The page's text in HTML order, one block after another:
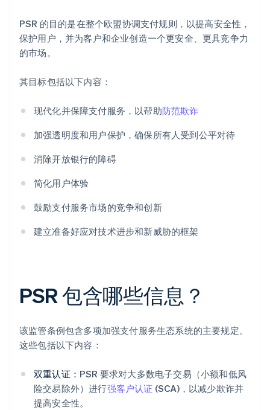
PSR 的目的是在整个欧盟协调支付规则，以提高安全性，
保护用户，并为客户和企业创造一个更安全、更具竞争力
的市场。
其目标包括以下内容：
现代化并保障支付服务，以帮助防范欺诈
加强透明度和用户保护，确保所有人受到公平对待
消除开放银行的障碍
简化用户体验
鼓励支付服务市场的竞争和创新
建立准备好应对技术进步和新威胁的框架
PSR 包含哪些信息？
该监管条例包含多项加强支付服务生态系统的主要规定。
这些包括以下内容：
双重认证： PSR 要求对大多数电子交易（小额和低风
险交易除外）进行强客户认证 (SCA)，以减少欺诈并
提高安全性。